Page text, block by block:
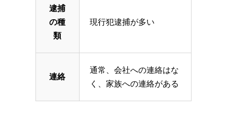
逮捕
の種
類
現行犯逮捕が多い
連絡
通常、会社への連絡はな
く、家族への連絡がある